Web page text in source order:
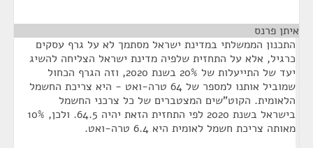
איתן פרנס
התכנון הממשלתי במדינת ישראל מסתמך לא על גרף עסקים
כרגיל, אלא על התחזית שלפיה מדינת ישראל הצליחה להשיג
יעד של התייעלות של 20% בשנת 2020, וזה הגרף הכחול
שמוביל אותנו למספר של 64 טרה-ואט - היא צריכת החשמל
הלאומית. הקוט"שים המצטברים של כל צרכני החשמל
בישראל בשנת 2020 לפי התחזית הזאת יהיה 64.5. ולכן, 10%
מאותה צריכת חשמל לאומית היא 6.4 טרה-ואט.